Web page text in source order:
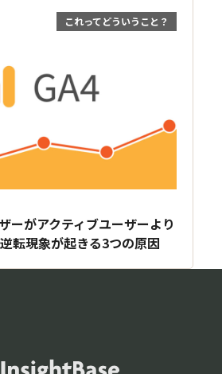
これってどういうこと？
ーがアクティブユーザーより
転現象が起きる3つの原因